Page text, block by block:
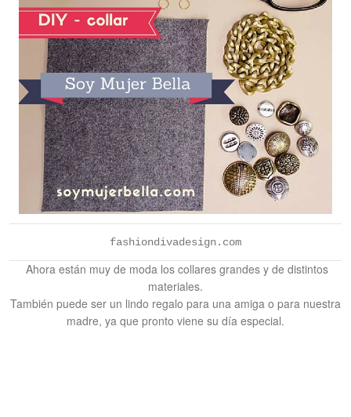
fashiondivadesign.com
Ahora están muy de moda los collares grandes y de distintos
materiales.
También puede ser un lindo regalo para una amiga o para nuestra
madre, ya que pronto viene su día especial.